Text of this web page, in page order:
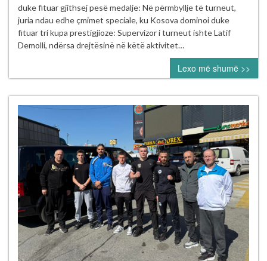
Vllaznia
2026”
në
duke fituar gjithsej pesë medalje: Në përmbyllje të turneut,
juria ndau edhe çmimet speciale, ku Kosova dominoi duke
fituar tri kupa prestigjioze: Supervizor i turneut ishte Latif
Demolli, ndërsa drejtësinë në këtë aktivitet…
Lexo më shumë >>